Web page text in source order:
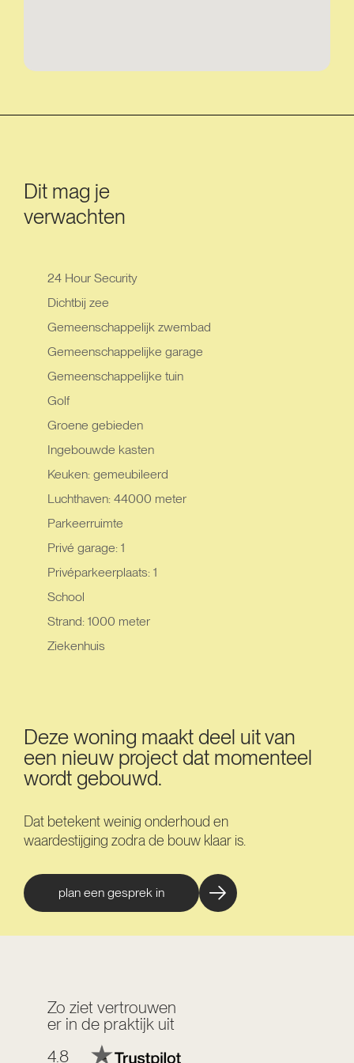
Dit mag je
verwachten
24 Hour Security
Dichtbij zee
Gemeenschappelijk zwembad
Gemeenschappelijke garage
Gemeenschappelijke tuin
Golf
Groene gebieden
Ingebouwde kasten
Keuken: gemeubileerd
Luchthaven: 44000 meter
Parkeerruimte
Privé garage: 1
Privéparkeerplaats: 1
School
Strand: 1000 meter
Ziekenhuis
Deze woning maakt deel uit van
een nieuw project dat momenteel
wordt gebouwd.
Dat betekent weinig onderhoud en
waardestijging zodra de bouw klaar is.
plan een gesprek in
Zo ziet vertrouwen
er in de praktijk uit
4.8